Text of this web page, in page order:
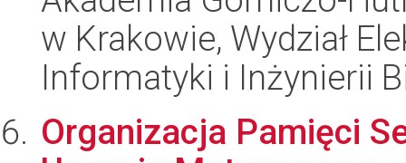
w Krakowie, Wydział
Informatyki i Inżynierii
Organizacja Pamięci